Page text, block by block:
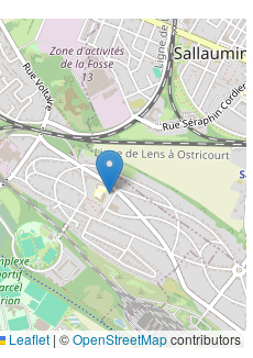
Leaflet | ©OpenStreetMapcontributors